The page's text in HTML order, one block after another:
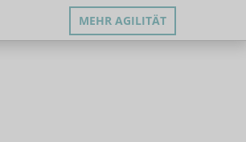
MEHR AGILITÄT